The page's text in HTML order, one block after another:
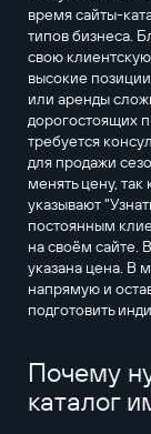
время сайты-
типов бизнеса.
свою
высокие
или аренды
дорогостоящих
требуется
для продажи
менять цену, так
указывают
постоянным
на своём сайте.
указана цена. В
напрямую и
подготовить
Почему
каталог